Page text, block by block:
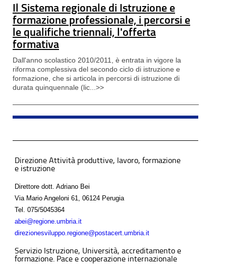
Il Sistema regionale di Istruzione e
formazione professionale, i percorsi e
le qualifiche triennali, l'offerta
formativa
Dall'anno scolastico 2010/2011, è entrata in vigore la
riforma complessiva del secondo ciclo di istruzione e
formazione, che si articola in percorsi di istruzione di
durata quinquennale (lic...>>
Direzione Attività produttive, lavoro, formazione
e istruzione
Direttore dott. Adriano Bei
Via Mario Angeloni 61, 06124 Perugia
Tel.
075/5045364
abei@regione.umbria.it
direzionesviluppo.regione@postacert.umbria.it
Servizio Istruzione, Università, accreditamento e
formazione. Pace e cooperazione internazionale